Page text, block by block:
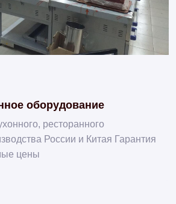
оборудование
ресторанного
России и Китая Гарантия
цены